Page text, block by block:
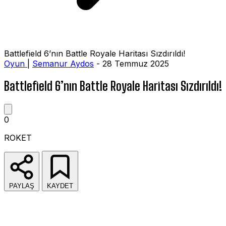
Battlefield 6’nın Battle Royale Haritası Sızdırıldı!
Oyun
Semanur Aydos - 28 Temmuz 2025
Battlefield 6’nın Battle Royale Haritası Sızdırıldı!
0
ROKET
PAYLAŞ KAYDET